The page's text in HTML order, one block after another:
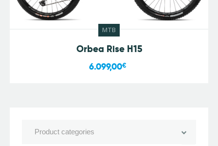
MTB
Orbea Rise H15
6.099,00€